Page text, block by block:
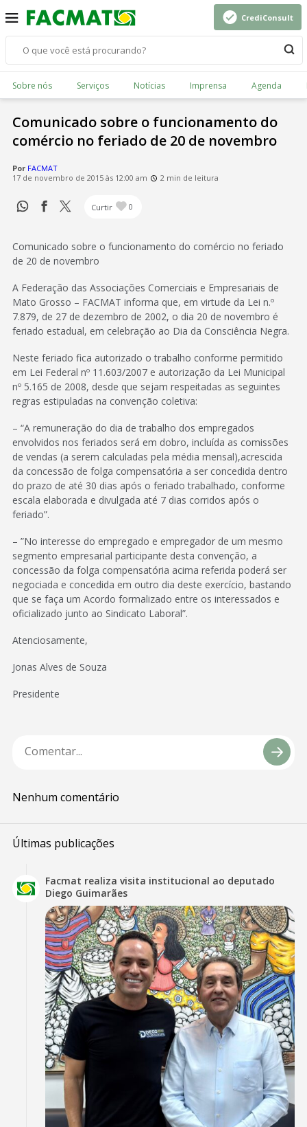
CrediConsult
Sobre nós Serviços Notícias Imprensa Agenda
Comunicado sobre o funcionamento do
comércio no feriado de 20 de novembro
Por FACMAT
17 de novembro de 2015 às 12:00 am
2 min de leitura
Curtir 0
Comunicado sobre o funcionamento do comércio no feriado
de 20 de novembro
A Federação das Associações Comerciais e Empresariais de
Mato Grosso – FACMAT informa que, em virtude da Lei n.º
7.879, de 27 de dezembro de 2002, o dia 20 de novembro é
feriado estadual, em celebração ao Dia da Consciência Negra.
Neste feriado fica autorizado o trabalho conforme permitido
em Lei Federal nº 11.603/2007 e autorização da Lei Municipal
nº 5.165 de 2008, desde que sejam respeitadas as seguintes
regras estipuladas na convenção coletiva:
– “A remuneração do dia de trabalho dos empregados
envolvidos nos feriados será em dobro, incluída as comissões
de vendas (a serem calculadas pela média mensal),acrescida
da concessão de folga compensatória a ser concedida dentro
do prazo de até 30 dias após o feriado trabalhado, conforme
escala elaborada e divulgada até 7 dias corridos após o
feriado”.
– ”No interesse do empregado e empregador de um mesmo
segmento empresarial participante desta convenção, a
concessão da folga compensatória acima referida poderá ser
negociada e concedida em outro dia deste exercício, bastando
que se faça um Acordo formalizado entre os interessados e
oficializado junto ao Sindicato Laboral”.
Atenciosamente,
Jonas Alves de Souza
Presidente
Nenhum comentário
Últimas publicações
Facmat realiza visita institucional ao deputado
Diego Guimarães